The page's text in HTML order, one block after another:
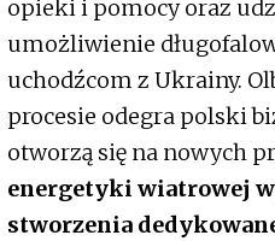
opieki i pomocy oraz
umożliwienie
uchodźcom z Ukrainy.
procesie odegra polski
otworzą się na nowych
energetyki wiatrowej
stworzenia